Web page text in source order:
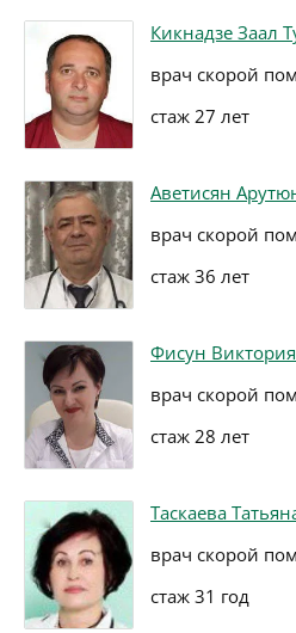
Кикнадзе Заал
врач скорой
стаж 27 лет
Аветисян
врач скорой
стаж 36 лет
Фисун
врач скорой
стаж 28 лет
Таскаева
врач скорой
стаж 31 год